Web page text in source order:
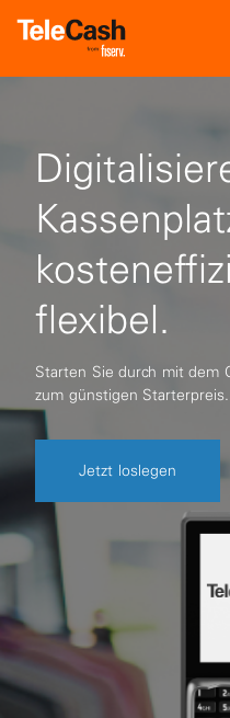
flexibel.
Starten Sie durch mit dem
zum günstigen Starterpreis.
Jetzt loslegen